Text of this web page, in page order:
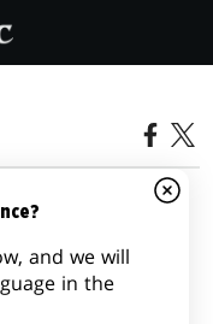
and we will
in the